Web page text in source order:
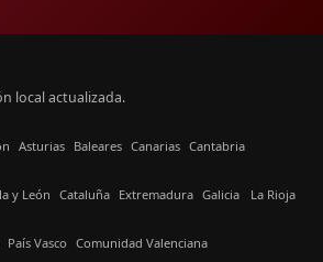
local actualizada.
Asturias Baleares Canarias Cantabria
y León Cataluña Extremadura Galicia La Rioja
País Vasco Comunidad Valenciana